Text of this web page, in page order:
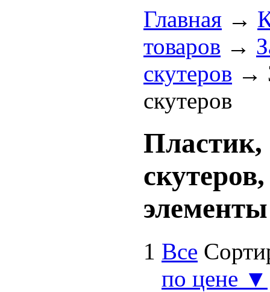
Главная →
товаров →
скутеров →
скутеров
Пластик,
элементы
1 Все
по цене ▼